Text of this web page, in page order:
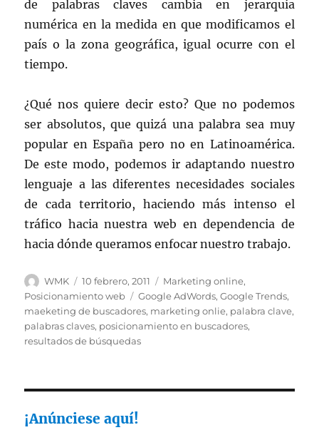
de palabras claves cambia en jerarquía
numérica en la medida en que modificamos el
país o la zona geográfica, igual ocurre con el
tiempo.
¿Qué nos quiere decir esto? Que no podemos
ser absolutos, que quizá una palabra sea muy
popular en España pero no en Latinoamérica.
De este modo, podemos ir adaptando nuestro
lenguaje a las diferentes necesidades sociales
de cada territorio, haciendo más intenso el
tráfico hacia nuestra web en dependencia de
hacia dónde queramos enfocar nuestro trabajo.
Autor
WMK
Publicado
el
10 febrero, 2011 Categorías
Marketing online,
Posicionamiento web
Etiquetas
Google AdWords,Google Trends,
maeketing de buscadores, marketing onlie, palabra clave,
palabras claves, posicionamiento en buscadores,
resultados de búsquedas
¡Anúnciese aquí!